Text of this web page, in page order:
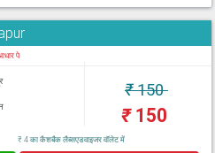
पे
₹150
₹150
₹ 4 का कैशबैक लैब्सएडवाइजर वॉलेट में